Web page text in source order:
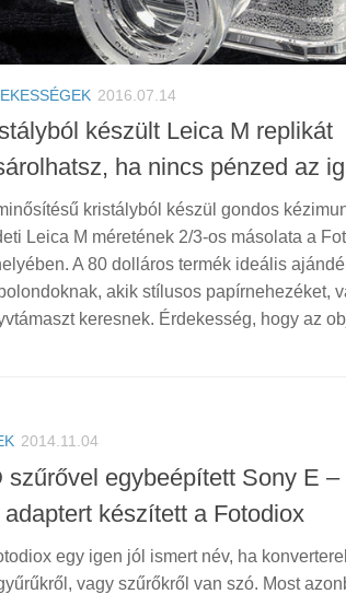
2016.07.14
készült Leica M replikát
ha nincs pénzed az
kristályból készül gondos
Leica M méretének 2/3-os másolata a
A 80 dolláros termék ideális
akik stílusos papírnehezéket,
keresnek. Érdekesség, hogy az
2014.11.04
szűrővel egybeépített Sony E –
adaptert készített a Fotodiox
egy igen jól ismert név, ha
vagy szűrőkről van szó. Most